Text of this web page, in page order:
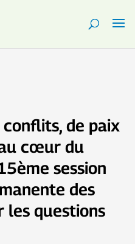
de paix
cœur du
session
des
les questions